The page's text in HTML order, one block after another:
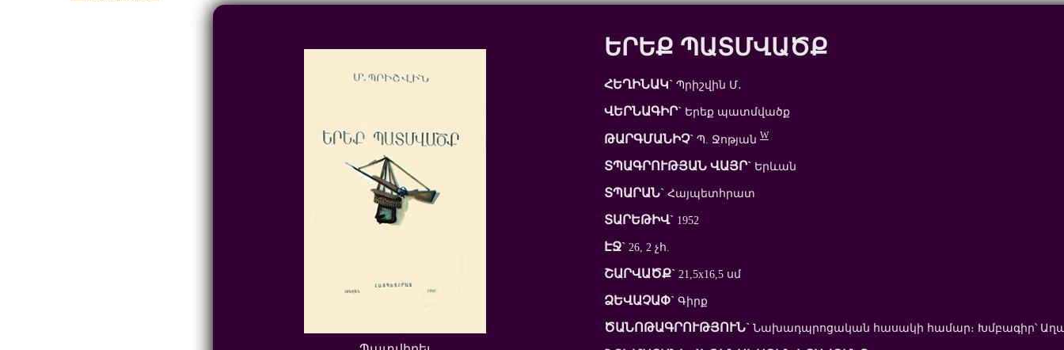
ԵՐԵՔ ՊԱՏՄՎԱԾՔ
ՀԵՂԻՆԱԿ` Պրիշվին Մ․
ՎԵՐՆԱԳԻՐ` Երեք պատմվածք
ԹԱՐԳՄԱՆԻՉ` Պ. ՋոթյանW
ՏՊԱԳՐՈՒԹՅԱՆ ՎԱՅՐ` Երևան
ՏՊԱՐԱՆ` Հայպետհրատ
ՏԱՐԵԹԻՎ` 1952
ԷՋ` 26, 2 չհ.
ՇԱՐՎԱԾՔ` 21,5x16,5 սմ
ՁԵՎԱՉԱՓ` Գիրք
ԾԱՆՈԹԱԳՐՈՒԹՅՈՒՆ` Նախադպրոցական հասակի համար։ Խմբագիր՝